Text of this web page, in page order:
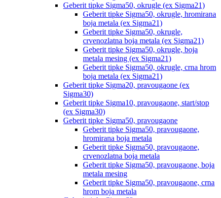
Geberit tipke Sigma50, okrugle (ex Sigma21)
Geberit tipke Sigma50, okrugle, hromirana
boja metala (ex Sigma21)
Geberit tipke Sigma50, okrugle,
crvenozlatna boja metala (ex Sigma21)
Geberit tipke Sigma50, okrugle, boja
metala mesing (ex Sigma21)
Geberit tipke Sigma50, okrugle, crna hrom
boja metala (ex Sigma21)
Geberit tipke Sigma20, pravougaone (ex
Sigma30)
Geberit tipke Sigma10, pravougaone, start/stop
(ex Sigma30)
Geberit tipke Sigma50, pravougaone
Geberit tipke Sigma50, pravougaone,
hromirana boja metala
Geberit tipke Sigma50, pravougaone,
crvenozlatna boja metala
Geberit tipke Sigma50, pravougaone, boja
metala mesing
Geberit tipke Sigma50, pravougaone, crna
hrom boja metala